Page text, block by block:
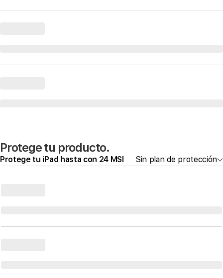
Protege tu producto.
Protege tu iPad hasta con 24 MSI Sin plan de protección